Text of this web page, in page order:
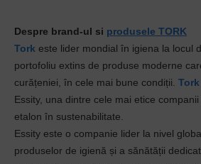
Despre brand-ul si produsele TORK
Tork este lider mondial în igiena la locul
portofoliu extins de produse moderne
curățeniei, în cele mai bune condiții. Tork
Essity, una dintre cele mai etice
etalon în sustenabilitate.
Essity este o companie lider la nivel
produselor de igienă și a sănătății